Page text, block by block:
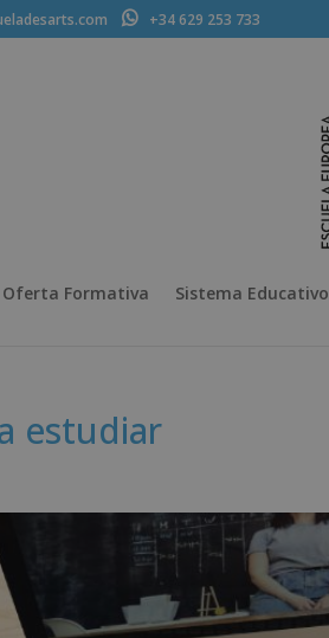
+34 629 253 733
Oferta Formativa Sistema Educativo
estudiar